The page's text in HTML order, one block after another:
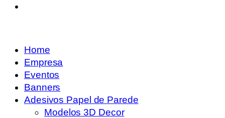
Home
Empresa
Eventos
Banners
Adesivos Papel de Parede
Modelos 3D Decor